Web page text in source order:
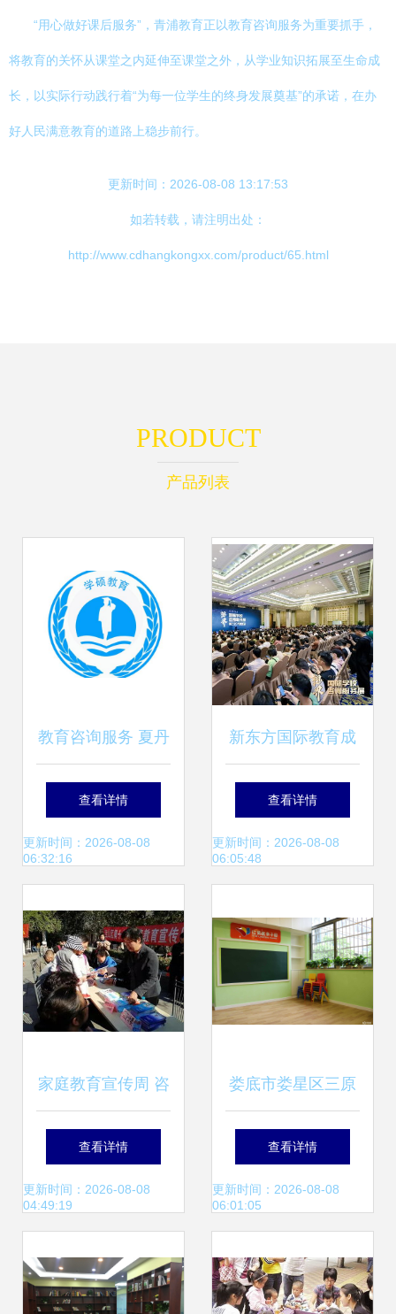
“用心做好课后服务”，青浦教育正以教育咨询服务为重要抓手，
将教育的关怀从课堂之内延伸至课堂之外，从学业知识拓展至生命成
长，以实际行动践行着“为每一位学生的终身发展奠基”的承诺，在办
好人民满意教育的道路上稳步前行。
更新时间：2026-08-08 13:17:53
如若转载，请注明出处：
http://www.cdhangkongxx.com/product/65.html
PRODUCT
产品列表
教育咨询服务 夏丹
丹公司的专业实践
与展望
查看详情
更新时间：2026-08-08
06:32:16
新东方国际教育成
功举办2024视界国
际学校咨询服务展·
查看详情
更新时间：2026-08-08
06:05:48
家庭教育宣传周 咨
询服务进社区，破
解家长教育难题
查看详情
更新时间：2026-08-08
04:49:19
娄底市娄星区三原
色教育信息咨询 深
耕教育服务，点亮
查看详情
更新时间：2026-08-08
06:01:05